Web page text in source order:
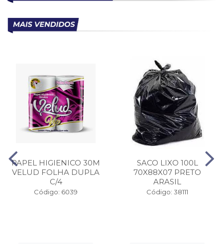
PAPEL HIGIENICO 30M
VELUD FOLHA DUPLA
C/4
Código: 6039
SACO LIXO 100L
70X88X07 PRETO
ARASIL
Código: 38111